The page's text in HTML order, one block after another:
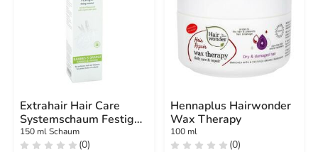
Extrahair Hair Care
Systemschaum Festiger
Schoenenberger
150 ml Schaum
(0)
Hennaplus Hairwonder
Wax Therapy
100 ml
(0)